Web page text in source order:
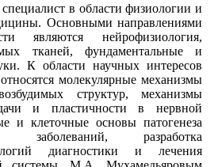
в области физиологии и
Основными направлениями
являются нейрофизиология,
тканей, фундаментальные и
К области научных интересов
молекулярные механизмы
структур, механизмы
и пластичности в нервной
и клеточные основы патогенеза
заболеваний, разработка
диагностики и лечения